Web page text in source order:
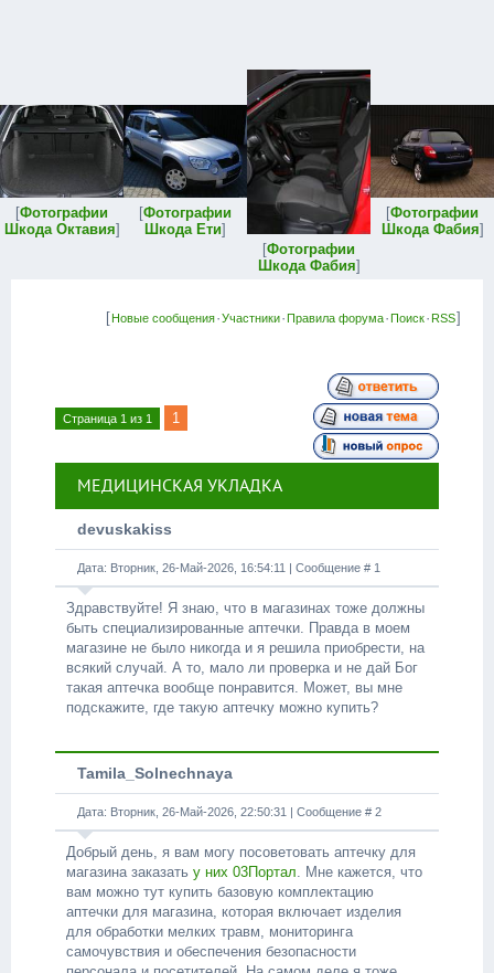
[Фотографии
Шкода Октавия]
[Фотографии
Шкода Ети]
[Фотографии
Шкода Фабия]
[Фотографии
Шкода Фабия]
[Новые сообщения·Участники·Правила форума·Поиск·RSS]
Страница 1 из 1 1
МЕДИЦИНСКАЯ УКЛАДКА
devuskakiss
Дата: Вторник, 26-Май-2026, 16:54:11 | Сообщение # 1
Здравствуйте! Я знаю, что в магазинах тоже должны
быть специализированные аптечки. Правда в моем
магазине не было никогда и я решила приобрести, на
всякий случай. А то, мало ли проверка и не дай Бог
такая аптечка вообще понравится. Может, вы мне
подскажите, где такую аптечку можно купить?
Tamila_Solnechnaya
Дата: Вторник, 26-Май-2026, 22:50:31 | Сообщение # 2
Добрый день, я вам могу посоветовать аптечку для
магазина заказать у них 03Портал. Мне кажется, что
вам можно тут купить базовую комплектацию
аптечки для магазина, которая включает изделия
для обработки мелких травм, мониторинга
самочувствия и обеспечения безопасности